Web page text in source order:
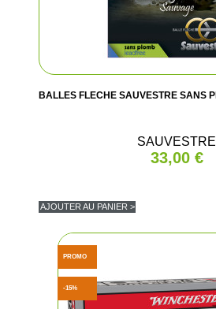
BALLES FLECHE SAUVESTRE SANS
SAUVESTRE
33,00 €
AJOUTER AU PANIER >
PROMO
-15%